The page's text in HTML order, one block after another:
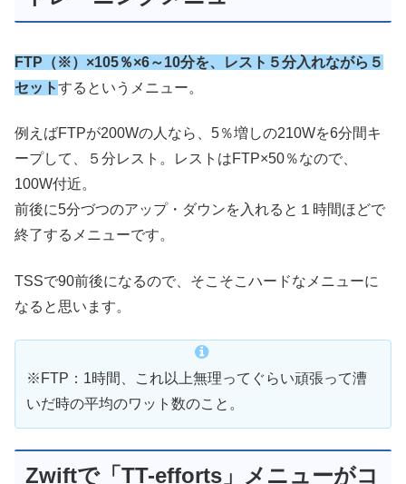
FTP（※）×105％×6～10分を、レスト５分入れながら５
セットするというメニュー。
例えばFTPが200Wの人なら、5％増しの210Wを6分間キ
ープして、５分レスト。レストはFTP×50％なので、
100W付近。
前後に5分づつのアップ・ダウンを入れると１時間ほどで
終了するメニューです。
TSSで90前後になるので、そこそこハードなメニューに
なると思います。
※FTP：1時間、これ以上無理ってぐらい頑張って漕
いだ時の平均のワット数のこと。
Zwiftで「TT-efforts」メニューがコ